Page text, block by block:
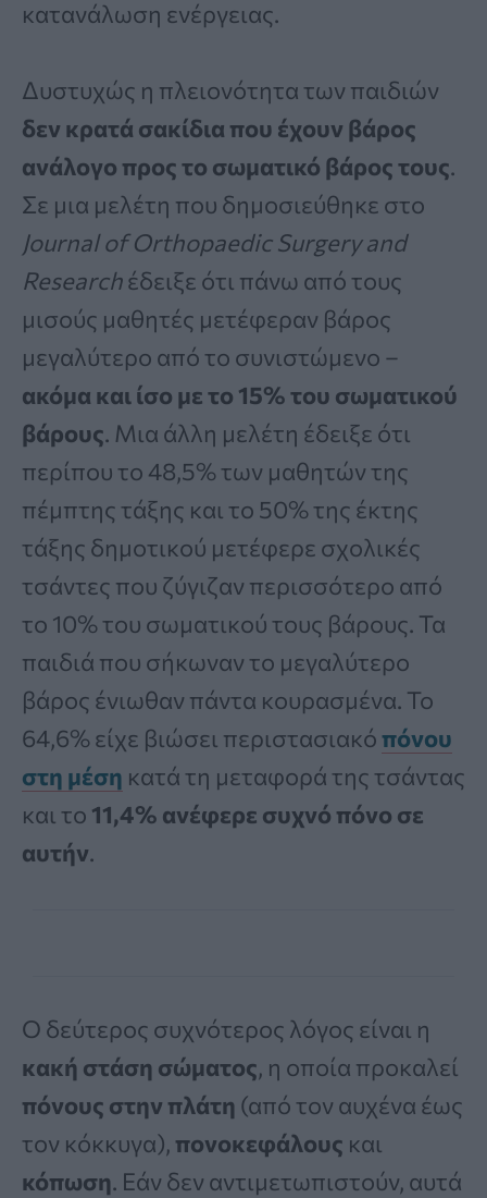
κατανάλωση ενέργειας.
Δυστυχώς η πλειονότητα των παιδιών
δεν κρατά σακίδια που έχουν βάρος
ανάλογο προς το σωματικό βάρος τους.
Σε μια μελέτη που δημοσιεύθηκε στο
Journal of Orthopaedic Surgery and
Researchέδειξε ότι πάνω από τους
μισούς μαθητές μετέφεραν βάρος
μεγαλύτερο από το συνιστώμενο –
ακόμα και ίσο με το 15% του σωματικού
βάρους. Μια άλλη μελέτη έδειξε ότι
περίπου το 48,5% των μαθητών της
πέμπτης τάξης και το 50% της έκτης
τάξης δημοτικού μετέφερε σχολικές
τσάντες που ζύγιζαν περισσότερο από
το 10% του σωματικού τους βάρους. Τα
παιδιά που σήκωναν το μεγαλύτερο
βάρος ένιωθαν πάντα κουρασμένα. Το
64,6% είχε βιώσει περιστασιακόπόνου
στη μέση κατά τη μεταφορά της τσάντας
και το 11,4% ανέφερε συχνό πόνο σε
αυτήν.
Ο δεύτερος συχνότερος λόγος είναι η
κακή στάση σώματος, η οποία προκαλεί
πόνους στην πλάτη (από τον αυχένα έως
τον κόκκυγα), πονοκεφάλους και
κόπωση. Εάν δεν αντιμετωπιστούν, αυτά